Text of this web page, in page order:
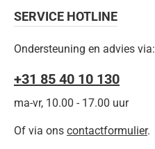
SERVICE HOTLINE
Ondersteuning en advies via:
+31 85 40 10 130
ma-vr, 10.00 - 17.00 uur
Of via ons contactformulier.